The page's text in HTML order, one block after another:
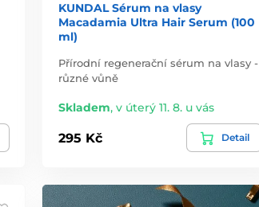
KUNDAL Sérum na vlasy
Macadamia Ultra Hair Serum (100
ml)
Přírodní regenerační sérum na vlasy -
různé vůně
Skladem, v úterý 11. 8. u vás
295 Kč Detail